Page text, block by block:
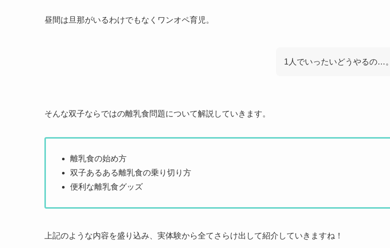
昼間は旦那がいるわけでもなくワンオペ育児。
1人でいったいどうやるの…。
そんな双子ならではの離乳食問題について解説していきます。
離乳食の始め方
双子あるある離乳食の乗り切り方
便利な離乳食グッズ
上記のような内容を盛り込み、実体験から全てさらけ出して紹介していきますね！